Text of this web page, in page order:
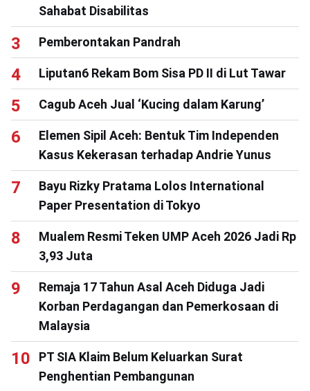
Sahabat Disabilitas
Pemberontakan Pandrah
Liputan6 Rekam Bom Sisa PD II di Lut Tawar
Cagub Aceh Jual ‘Kucing dalam Karung’
Elemen Sipil Aceh: Bentuk Tim Independen
Kasus Kekerasan terhadap Andrie Yunus
Bayu Rizky Pratama Lolos International
Paper Presentation di Tokyo
Mualem Resmi Teken UMP Aceh 2026 Jadi Rp
3,93 Juta
Remaja 17 Tahun Asal Aceh Diduga Jadi
Korban Perdagangan dan Pemerkosaan di
Malaysia
PT SIA Klaim Belum Keluarkan Surat
Penghentian Pembangunan